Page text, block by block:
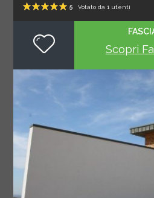
5 Votato da 1 utenti
Scopri